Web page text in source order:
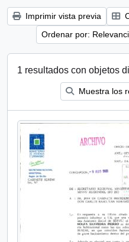
Imprimir vista previa
Ordenar por:
1 resultados con objetos
Muestra los